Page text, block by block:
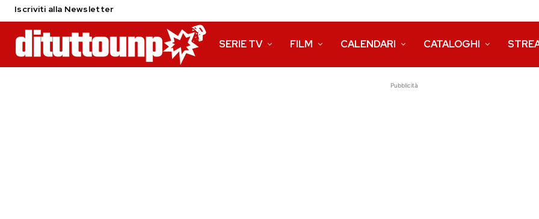
Iscriviti alla Newsletter
SERIE TV FILM CALENDARI CATALOGHI
Pubblicità